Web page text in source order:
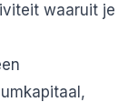
waaruit je